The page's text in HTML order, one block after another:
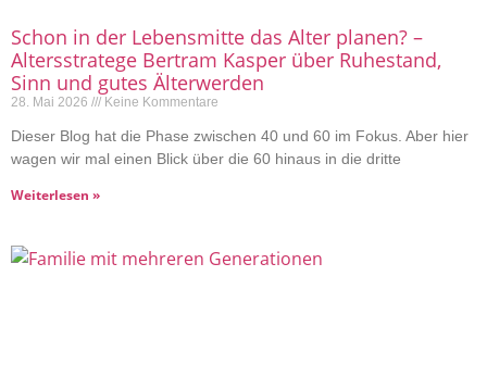
Schon in der Lebensmitte das Alter planen? –
Altersstratege Bertram Kasper über Ruhestand,
Sinn und gutes Älterwerden
28. Mai 2026 Keine Kommentare
Dieser Blog hat die Phase zwischen 40 und 60 im Fokus. Aber hier
wagen wir mal einen Blick über die 60 hinaus in die dritte
Weiterlesen »